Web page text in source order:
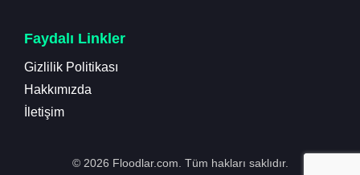
Faydalı Linkler
Gizlilik Politikası
Hakkımızda
İletişim
© 2026 Floodlar.com. Tüm hakları saklıdır.